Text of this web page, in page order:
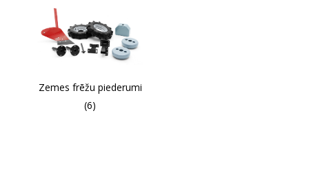
Zemes frēžu piederumi
(6)